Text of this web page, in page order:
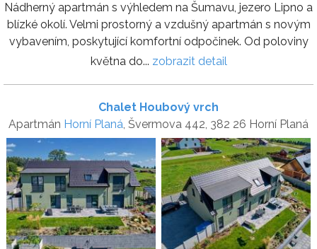
Nádherný apartmán s výhledem na Šumavu, jezero Lipno a
blízké okolí. Velmi prostorný a vzdušný apartmán s novým
vybavením, poskytující komfortní odpočinek. Od poloviny
května do... zobrazit detail
Chalet Houbový vrch
Apartmán Horní Planá, Švermova 442, 382 26 Horní Planá